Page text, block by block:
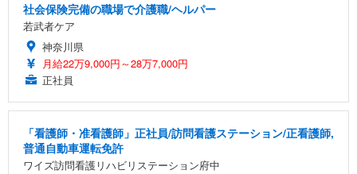
社会保険完備の職場で介護職/ヘルパー
若武者ケア
神奈川県
月給22万9,000円～28万7,000円
正社員
「看護師・准看護師」正社員/訪問看護ステーション/正看護師,
普通自動車運転免許
ワイズ訪問看護リハビリステーション府中